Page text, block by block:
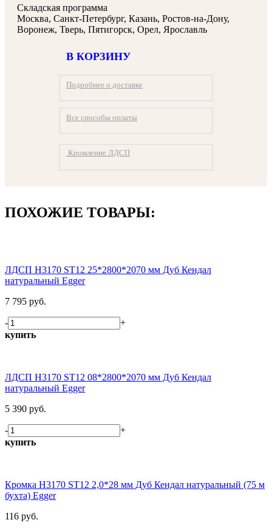
Складская программа
Москва, Санкт-Петербург, Казань, Ростов-на-Дону,
Воронеж, Тверь, Пятигорск, Орел, Ярославль
В КОРЗИНУ
Подробнее о доставке
Все способы оплаты
Кромление ЛДСП
ПОХОЖИЕ ТОВАРЫ:
ЛДСП H3170 ST12 25*2800*2070 мм Дуб Кендал
натуральный Egger
7 795 руб.
-
+
купить
ЛДСП H3170 ST12 08*2800*2070 мм Дуб Кендал
натуральный Egger
5 390 руб.
-
+
купить
Кромка H3170 ST12 2,0*28 мм Дуб Кендал натуральный (75 м
бухта) Egger
116 руб.